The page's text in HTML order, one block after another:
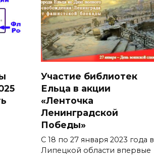
Участие библиотек
Ельца в акции
«Ленточка
Ленинградской
Победы»
С 18 по 27 января 2023 года в
Липецкой области впервые